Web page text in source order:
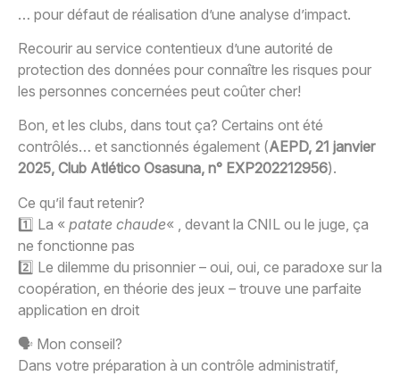
… pour défaut de réalisation d’une analyse d’impact.
Recourir au service contentieux d’une autorité de
protection des données pour connaître les risques pour
les personnes concernées peut coûter cher!
Bon, et les clubs, dans tout ça? Certains ont été
contrôlés… et sanctionnés également (AEPD, 21 janvier
2025, Club Atlético Osasuna, n° EXP202212956).
Ce qu’il faut retenir?
1️⃣ La « patate chaude« , devant la CNIL ou le juge, ça
ne fonctionne pas
2️⃣ Le dilemme du prisonnier – oui, oui, ce paradoxe sur la
coopération, en théorie des jeux – trouve une parfaite
application en droit
🗣️ Mon conseil?
Dans votre préparation à un contrôle administratif,